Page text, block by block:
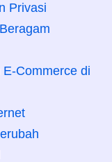
Privasi
Commerce di